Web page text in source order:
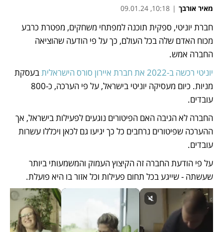
מאיר אורבך |
10:18, 09.01.24
החברה אמש.
יוניטי רכשה ב-2022 את חברת איירון סורס הישראלית
עובדים.
עובדים.
שעשתה - שייגע בכל תחום פעילות וכל אזור בו היא פועלת.